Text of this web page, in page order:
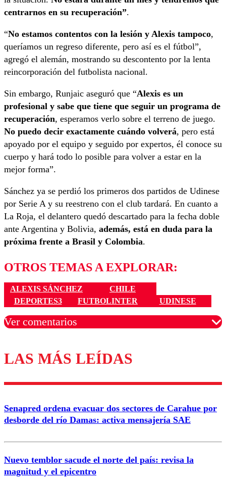
centrarnos en su recuperación”.
“No estamos contentos con la lesión y Alexis tampoco,
queríamos un regreso diferente, pero así es el fútbol”,
agregó el alemán, mostrando su descontento por la lenta
reincorporación del futbolista nacional.
Sin embargo, Runjaic aseguró que “Alexis es un
profesional y sabe que tiene que seguir un programa de
recuperación, esperamos verlo sobre el terreno de juego.
No puedo decir exactamente cuándo volverá, pero está
apoyado por el equipo y seguido por expertos, él conoce su
cuerpo y hará todo lo posible para volver a estar en la
mejor forma”.
Sánchez ya se perdió los primeros dos partidos de Udinese
por Serie A y su reestreno con el club tardará. En cuanto a
La Roja, el delantero quedó descartado para la fecha doble
ante Argentina y Bolivia, además, está en duda para la
próxima frente a Brasil y Colombia.
OTROS TEMAS A EXPLORAR:
ALEXIS SÁNCHEZ
CHILE
DEPORTES3
FUTBOLINTER UDINESE
Ver comentarios
Los comentarios son moderados para garantizar un
diálogo respetuoso.
Correo
LAS MÁS LEÍDAS
Senapred ordena evacuar dos sectores de Carahue por
desborde del río Damas: activa mensajería SAE
Nuevo temblor sacude el norte del país: revisa la
magnitud y el epicentro